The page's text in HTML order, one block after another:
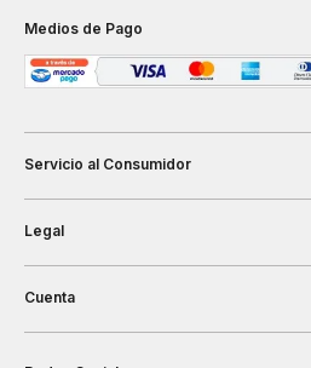
Medios de Pago
Servicio al Consumidor
Legal
Cuenta